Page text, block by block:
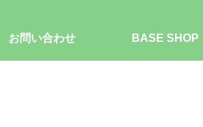
お問い合わせ BASE SHOP